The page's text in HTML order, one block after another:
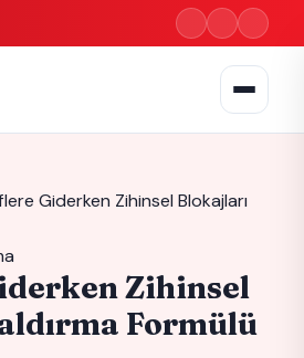
Giderken Zihinsel Blokajları
Zihinsel
Formülü